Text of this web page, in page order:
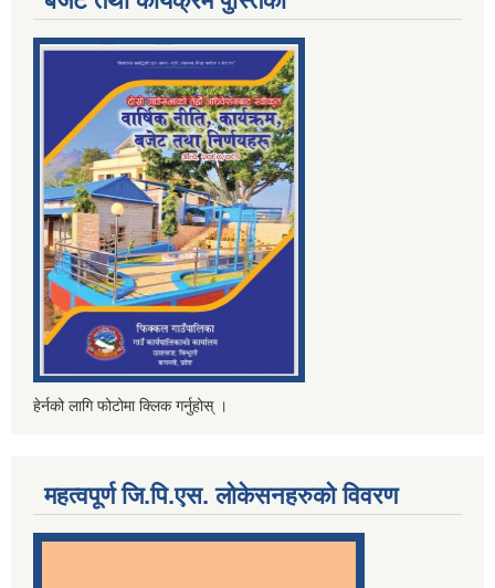
हेर्नको लागि फोटोमा क्लिक गर्नुहोस् ।
महत्वपूर्ण जि.पि.एस. लोकेसनहरुको विवरण